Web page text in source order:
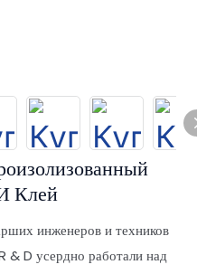
Клей
инженеров и техников
& D усердно работали над